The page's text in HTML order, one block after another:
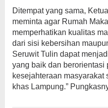
Ditempat yang sama,
meminta agar Rumah
memperhatikan kualitas
dari sisi kebersihan
Seruwit Tulin dapat
yang baik dan berorientasi
kesejahteraan
khas Lampung.”